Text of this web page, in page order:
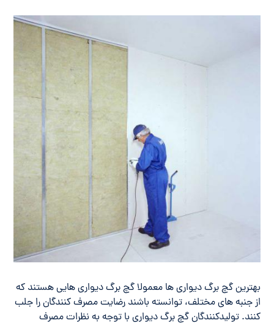
بهترین گچ برگ دیواری ها معمولا گچ برگ دیواری هایی هستند که
از جنبه های مختلف، توانسته باشند رضایت مصرف کنندگان را جلب
کنند. تولیدکنندگان گچ برگ دیواری با توجه به نظرات مصرف